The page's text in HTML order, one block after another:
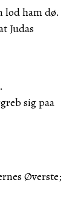
lod ham dø.
Judas
sig paa
Øverste;